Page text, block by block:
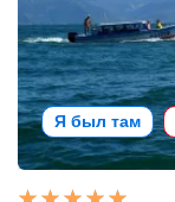
Я был там